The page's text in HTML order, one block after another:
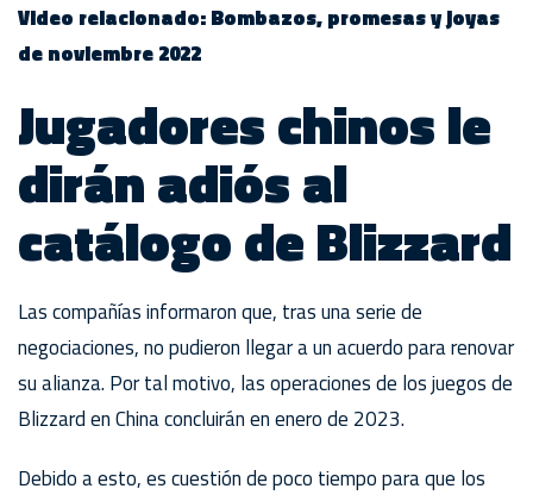
Video relacionado: Bombazos, promesas y joyas
de noviembre 2022
Jugadores chinos le
dirán adiós al
catálogo de Blizzard
Las compañías informaron que, tras una serie de
negociaciones, no pudieron llegar a un acuerdo para renovar
su alianza. Por tal motivo, las operaciones de los juegos de
Blizzard en China concluirán en enero de 2023.
Debido a esto, es cuestión de poco tiempo para que los